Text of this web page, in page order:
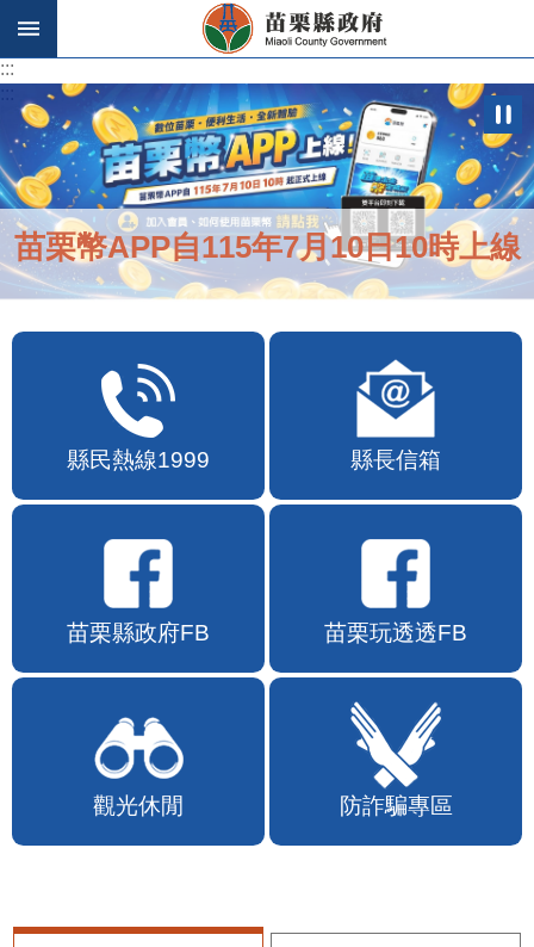
跳到主要內容區塊
:::
苗栗幣APP自115年7月10日10時上線
縣民熱線1999 縣長信箱
苗栗縣政府FB 苗栗玩透透FB
觀光休閒 防詐騙專區